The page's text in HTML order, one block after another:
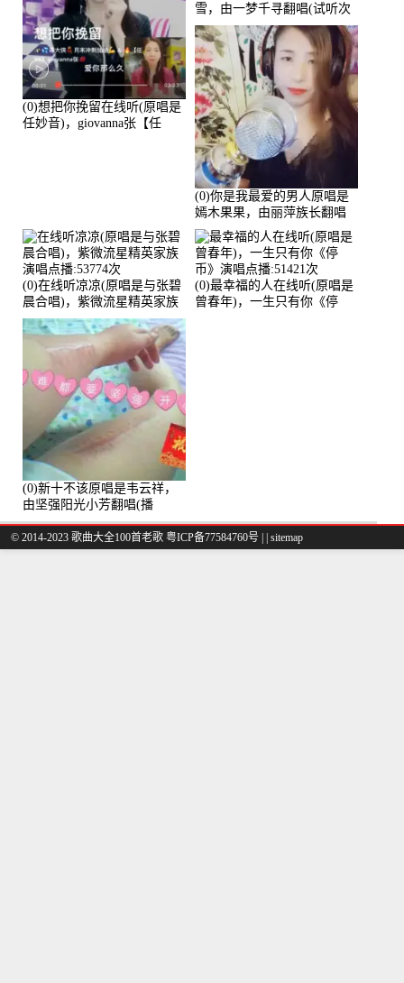
(0)想把你挽留在线听(原唱是
任妙音)，giovanna张【任
雪，由一梦千寻翻唱(试听次
数:57240)
(0)你是我最爱的男人原唱是
嫣木果果，由丽萍族长翻唱
(播放:56258)
(0)在线听凉凉(原唱是与张碧
晨合唱)，紫微流星精英家族
演唱点播:53774次
(0)最幸福的人在线听(原唱是
曾春年)，一生只有你《停
(0)新十不该原唱是韦云祥，
由坚强阳光小芳翻唱(播
放:49861)
© 2014-2023 歌曲大全100首老歌 粤ICP备77584760号 sitemap